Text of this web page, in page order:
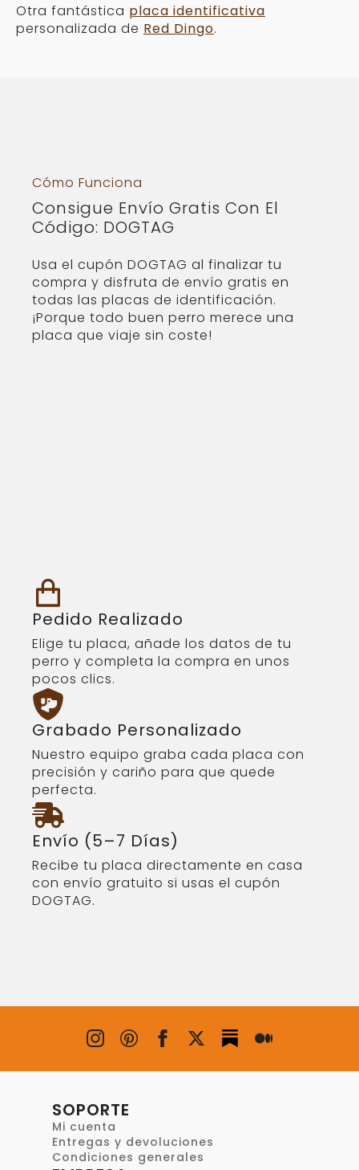
Otra fantástica placa identificativa
personalizada de Red Dingo.
Cómo Funciona
Consigue Envío Gratis Con El
Código: DOGTAG
Usa el cupón DOGTAG al finalizar tu
compra y disfruta de envío gratis en
todas las placas de identificación.
¡Porque todo buen perro merece una
placa que viaje sin coste!
Pedido Realizado
Elige tu placa, añade los datos de tu
perro y completa la compra en unos
pocos clics.
Grabado Personalizado
Nuestro equipo graba cada placa con
precisión y cariño para que quede
perfecta.
Envío (5–7 Días)
Recibe tu placa directamente en casa
con envío gratuito si usas el cupón
DOGTAG.
SOPORTE
Mi cuenta
Entregas y devoluciones
Condiciones generales